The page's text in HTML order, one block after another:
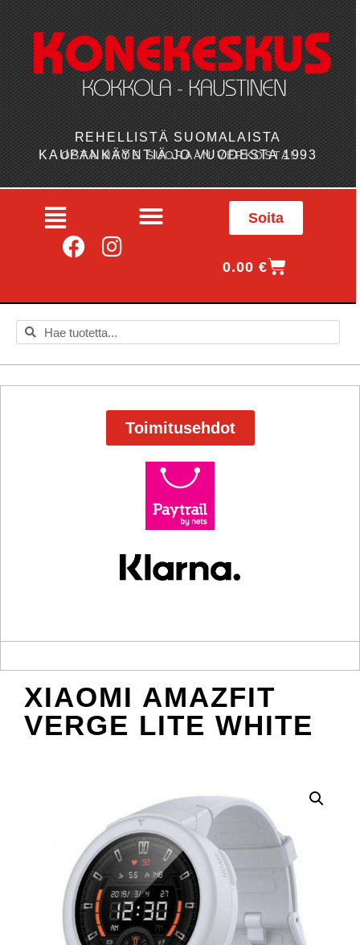
REHELLISTÄ SUOMALAISTA
KAUPANKÄYNTIÄ JO VUODESTA 1993
OSTA MYÖS SUORAAN VERKOSTA!
Soita
0.00€
Toimitusehdot
XIAOMI AMAZFIT
VERGE LITE WHITE